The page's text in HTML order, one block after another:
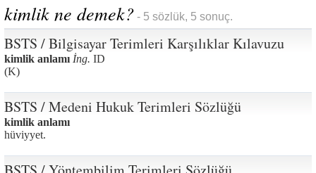
kimlik ne demek? - 5 sözlük, 5 sonuç.
BSTS / Bilgisayar Terimleri Karşılıklar Kılavuzu
kimlik anlamı İng. ID
(K)
BSTS / Medeni Hukuk Terimleri Sözlüğü
kimlik anlamı
hüviyyet.